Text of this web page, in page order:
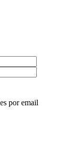
por email